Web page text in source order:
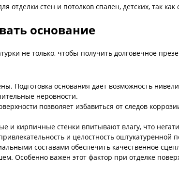
отделки стен и потолков спален, детских, так
основание
не только, чтобы получить долговечное
Подготовка основания дает возможность
неровности.
позволяет избавиться от следов
кирпичные стенки впитывают влагу, что
и целостность оштукатуренной
составами обеспечить качественное
Особенно важен этот фактор при отделке